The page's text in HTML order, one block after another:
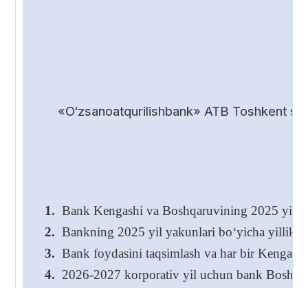
«O‘zsanoatqurilishbank» ATB Toshkent
1. Bank Kengashi va Boshqaruvining 2025 yil
2. Bankning 2025 yil yakunlari bo‘yicha yillik
3. Bank foydasini taqsimlash va har bir
4. 2026-2027 korporativ yil uchun bank